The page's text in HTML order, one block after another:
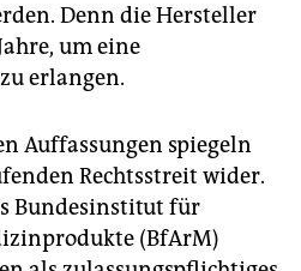
Denn die Hersteller
um eine
erlangen.
Auffassungen spiegeln
Rechtsstreit wider.
Bundesinstitut für
(BfArM)